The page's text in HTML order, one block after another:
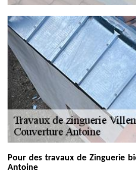
Pour des travaux de Zinguerie
Antoine